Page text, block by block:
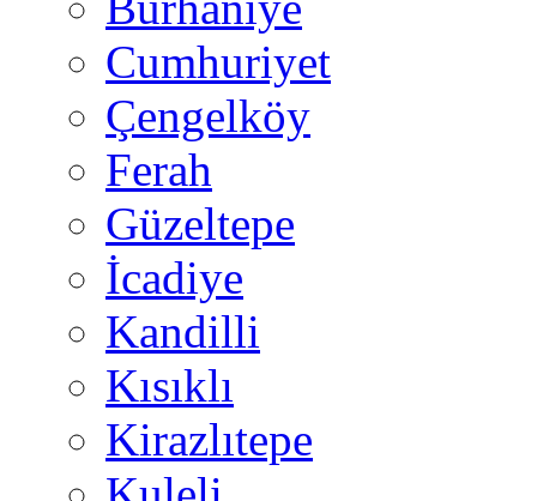
Cumhuriyet
Çengelköy
Ferah
Güzeltepe
İcadiye
Kandilli
Kısıklı
Kirazlıtepe